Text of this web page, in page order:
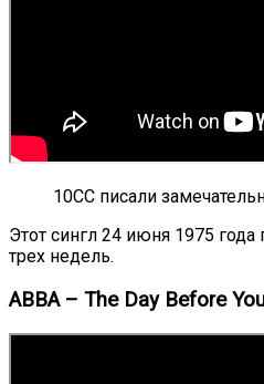
10CC писали
Этот сингл 24 июня 1975
трех недель.
ABBA – The Day Before